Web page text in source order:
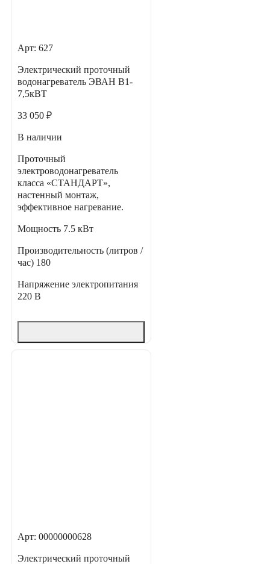
Арт: 627
Электрический проточный
водонагреватель ЭВАН В1-
7,5кВТ
33 050 ₽
В наличии
Проточный
электроводонагреватель
класса «СТАНДАРТ»,
настенный монтаж,
эффективное нагревание.
Мощность 7.5 кВт
Производительность (литров /
час) 180
Напряжение электропитания
220 В
Арт: 00000000628
Электрический проточный